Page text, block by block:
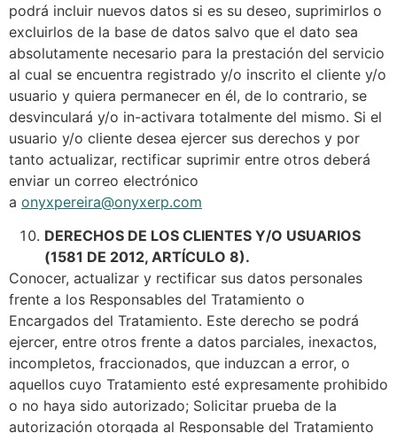
podrá incluir nuevos datos si es su deseo, suprimirlos o
excluirlos de la base de datos salvo que el dato sea
absolutamente necesario para la prestación del servicio
al cual se encuentra registrado y/o inscrito el cliente y/o
usuario y quiera permanecer en él, de lo contrario, se
desvinculará y/o in-activara totalmente del mismo. Si el
usuario y/o cliente desea ejercer sus derechos y por
tanto actualizar, rectificar suprimir entre otros deberá
enviar un correo electrónico
a onyxpereira@onyxerp.com
DERECHOS DE LOS CLIENTES Y/O USUARIOS
(1581 DE 2012, ARTÍCULO 8).
Conocer, actualizar y rectificar sus datos personales
frente a los Responsables del Tratamiento o
Encargados del Tratamiento. Este derecho se podrá
ejercer, entre otros frente a datos parciales, inexactos,
incompletos, fraccionados, que induzcan a error, o
aquellos cuyo Tratamiento esté expresamente prohibido
o no haya sido autorizado; Solicitar prueba de la
autorización otorgada al Responsable del Tratamiento